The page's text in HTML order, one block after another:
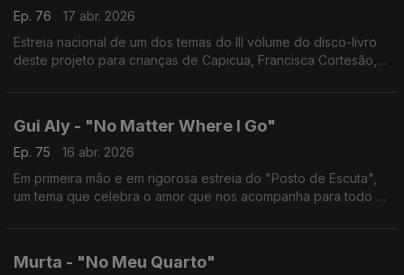
Ep. 76
17 abr. 2026
Estreia nacional de um dos temas do III volume do disco-livro
deste projeto para crianças de Capicua, Francisca Cortesão,
Gui Aly - "No Matter Where I Go"
Ep. 75
16 abr. 2026
Em primeira mão e em rigorosa estreia do "Posto de Escuta",
um tema que celebra o amor que nos acompanha para todo o
Murta - "No Meu Quarto"